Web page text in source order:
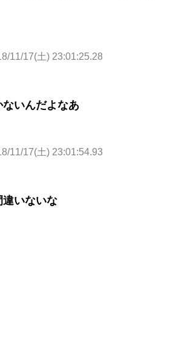
11/17(土) 23:01:25.28
いんだよなあ
11/17(土) 23:01:54.93
違いないな